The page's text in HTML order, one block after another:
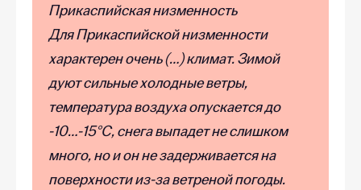
Прикаспийская низменность
Для Прикаспийской низменности
характерен очень (…) климат. Зимой
дуют сильные холодные ветры,
температура воздуха опускается до
-10…-15°С, снега выпадет не слишком
много, но и он не задерживается на
поверхности из-за ветреной погоды.